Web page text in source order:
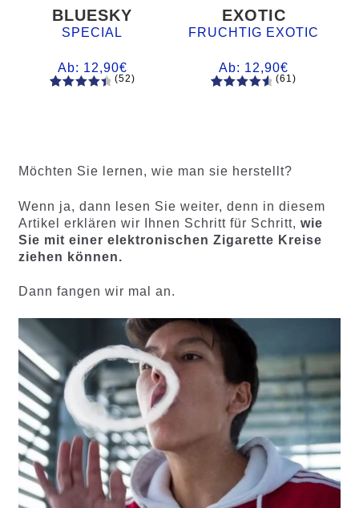
BLUESKY
SPECIAL
Ab: 12,90€
d auf
ewertung
en
(52)
EXOTIC
FRUCHTIG EXOTIC
Ab: 12,90€
auf
ewertung
en
(61)
Möchten Sie lernen, wie man sie herstellt?
Wenn ja, dann lesen Sie weiter, denn in diesem
Artikel erklären wir Ihnen Schritt für Schritt, wie
Sie mit einer elektronischen Zigarette Kreise
ziehen können.
Dann fangen wir mal an.